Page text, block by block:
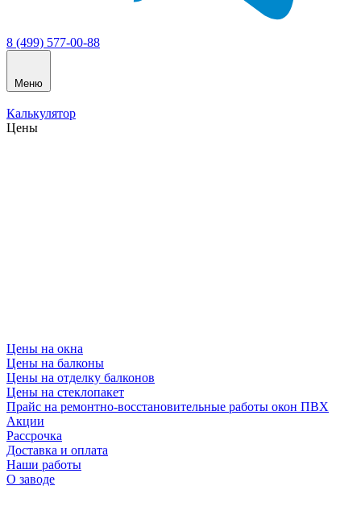
8 (499) 577-00-88
Меню
Калькулятор
Цены
Цены на окна
Цены на балконы
Цены на отделку балконов
Цены на стеклопакет
Прайс на ремонтно-восстановительные работы окон ПВХ
Акции
Рассрочка
Доставка и оплата
Наши работы
О заводе